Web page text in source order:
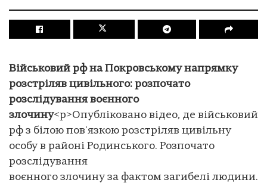
Військовий рф на Покровському напрямку
розстріляв цивільного: розпочато
розслідування воєнного
злочину<p>Опубліковано відео, де військовий
рф з білою пов'язкою розстріляв цивільну
особу в районі Родинського. Розпочато
розслідування
воєнного злочину за фактом загибелі людини.